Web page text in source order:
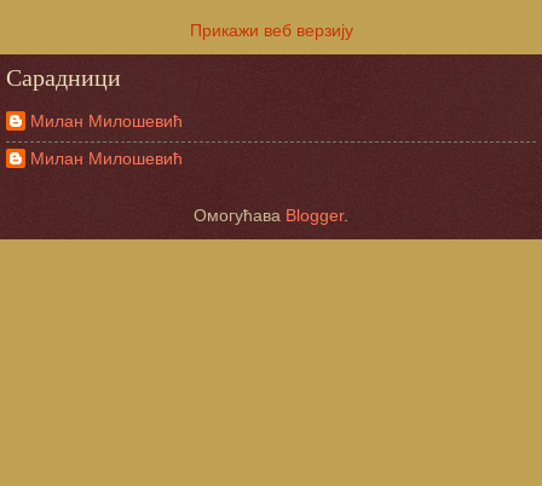
Прикажи веб верзију
Сарадници
Милан Милошевић
Милан Милошевић
Омогућава Blogger.